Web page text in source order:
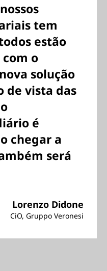
tem
estão
o
solução
de vista das
é
chegar a
será
Lorenzo Didone
CiO, Gruppo Veronesi